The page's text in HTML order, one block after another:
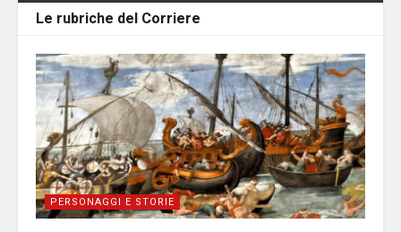
Le rubriche del Corriere
PERSONAGGI E STORIE